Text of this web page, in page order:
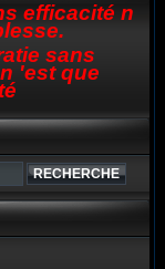
efficacité n
sans
'est que